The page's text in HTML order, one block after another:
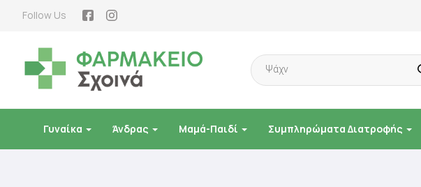
Follow Us
Products
search
Γυναίκα Άνδρας Μαμά-Παιδί Συμπληρώματα Διατροφής